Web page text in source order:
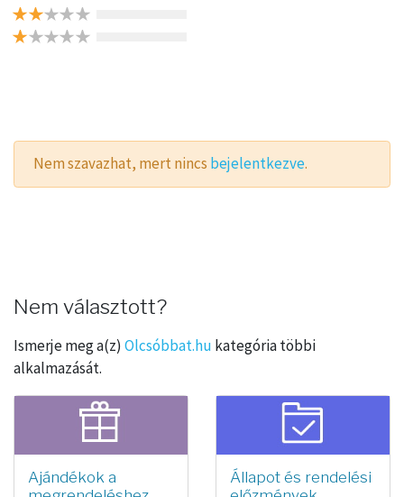
Nem szavazhat, mert nincs bejelentkezve.
Nem választott?
Ismerje meg a(z) Olcsóbbat.hu kategória többi
alkalmazását.
Ajándékok a
Állapot és rendelési